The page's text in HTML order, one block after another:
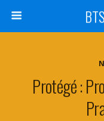
Protégé :